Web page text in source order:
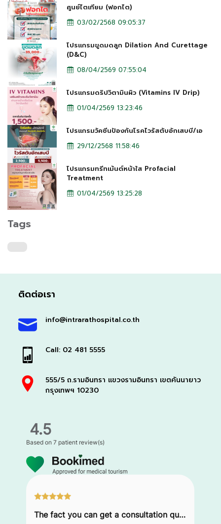
ศูนย์ไตเทียม (ฟอกไต)
03/02/2568 09:05:37
โปรแกรมขูดมดลูก Dilation And Curettage
(D&C)
08/04/2569 07:55:04
โปรแกรมดริปวิตามินผิว (Vitamins IV Drip)
01/04/2569 13:23:46
โปรแกรมวัคซีนป้องกันโรคไวรัสตับอักเสบบี/เอ
29/12/2568 11:58:46
โปรแกรมทรีทเม้นต์หน้าใส Profacial
Treatment
01/04/2569 13:25:28
Tags
ติดต่อเรา
info@intrarathospital.co.th
Call: 02 481 5555
555/5 ถ.รามอินทรา แขวงรามอินทรา เขตคันนายาว
กรุงเทพฯ 10230
4.5
Based on7 patient review(s)
The fact you can get a consultation quickly and professionally is amazing